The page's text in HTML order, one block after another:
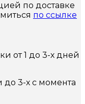
по доставке
по ссылке
от 1 до 3-х дней
до 3-х с момента